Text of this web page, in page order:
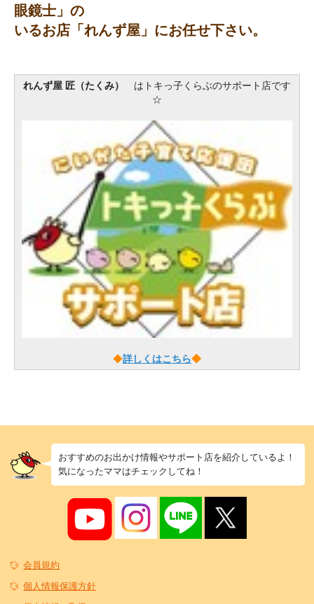
眼鏡士」の
いるお店「れんず屋」にお任せ下さい。
れんず屋 匠（たくみ）
はトキっ子くらぶのサポート店です
☆
◆詳しくはこちら◆
おすすめのお出かけ情報やサポート店を紹介しているよ！
気になったママはチェックしてね！
会員規約
個人情報保護方針